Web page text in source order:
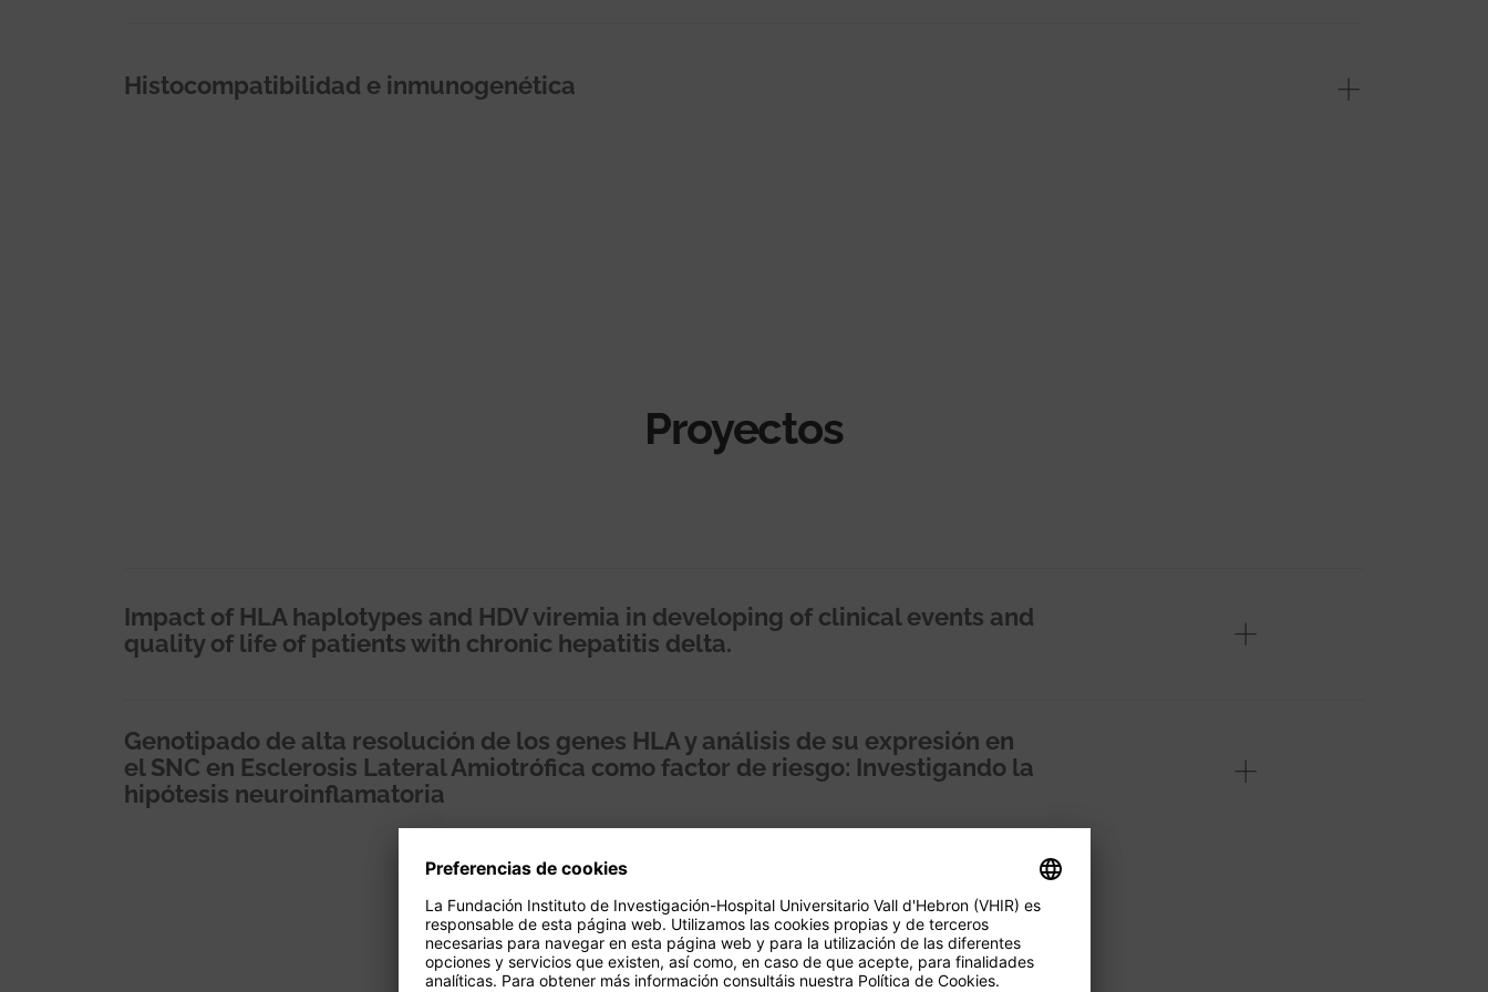
Histocompatibilidad e inmunogenética
Proyectos
Impact of HLA haplotypes and HDV viremia in developing of clinical events and
quality of life of patients with chronic hepatitis delta.
Genotipado de alta resolución de los genes HLA y análisis de su expresión en
el SNC en Esclerosis Lateral Amiotrófica como factor de riesgo: Investigando la
hipótesis neuroinflamatoria